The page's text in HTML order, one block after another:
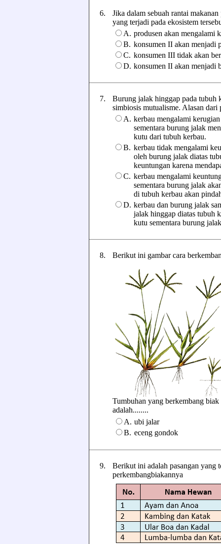
6.
Jika dalam sebuah rantai
yang terjadi pada ekosistem
A. produsen akan mengalami
B. konsumen II akan menjadi
C. konsumen III tidak akan
D. konsumen II akan menjadi
7.
Burung jalak hinggap pada tubuh
simbiosis mutualisme. Alasan dari
A. kerbau mengalami
sementara burung jalak
kutu dari tubuh kerbau.
B. kerbau tidak mengalami
oleh burung jalak diatas
keuntungan karena
C. kerbau mengalami
sementara burung jalak
di tubuh kerbau akan
D. kerbau dan burung jalak
jalak hinggap diatas tubuh
kutu sementara burung
8. Berikut ini gambar cara
Tumbuhan yang berkembang biak
adalah........
A. ubi jalar
B. eceng gondok
9.
Berikut ini adalah pasangan yang
perkembangbiakannya